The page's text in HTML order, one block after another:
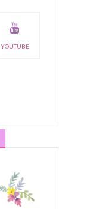
YOUTUBE